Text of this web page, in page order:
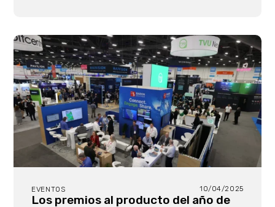
EVENTOS 10/04/2025
Los premios al producto del año de